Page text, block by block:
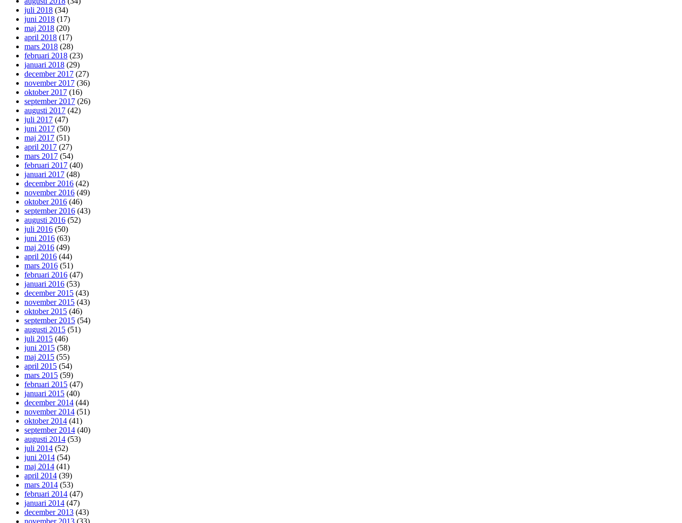
juli 2018 (34)
juni 2018 (17)
maj 2018 (20)
april 2018 (17)
mars 2018 (28)
februari 2018 (23)
januari 2018 (29)
december 2017 (27)
november 2017 (36)
oktober 2017 (16)
september 2017 (26)
augusti 2017 (42)
juli 2017 (47)
juni 2017 (50)
maj 2017 (51)
april 2017 (27)
mars 2017 (54)
februari 2017 (40)
januari 2017 (48)
december 2016 (42)
november 2016 (49)
oktober 2016 (46)
september 2016 (43)
augusti 2016 (52)
juli 2016 (50)
juni 2016 (63)
maj 2016 (49)
april 2016 (44)
mars 2016 (51)
februari 2016 (47)
januari 2016 (53)
december 2015 (43)
november 2015 (43)
oktober 2015 (46)
september 2015 (54)
augusti 2015 (51)
juli 2015 (46)
juni 2015 (58)
maj 2015 (55)
april 2015 (54)
mars 2015 (59)
februari 2015 (47)
januari 2015 (40)
december 2014 (44)
november 2014 (51)
oktober 2014 (41)
september 2014 (40)
augusti 2014 (53)
juli 2014 (52)
juni 2014 (54)
maj 2014 (41)
april 2014 (39)
mars 2014 (53)
februari 2014 (47)
januari 2014 (47)
december 2013 (43)